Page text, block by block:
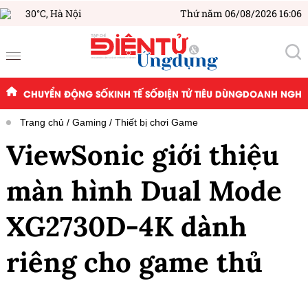
30°C,Hà Nội Thứ năm 06/08/2026 16:06
CHUYỂN ĐỘNG SỐKINH TẾ SỐĐIỆN TỬ TIÊU DÙNGDOANH
Trang chủ Gaming Thiết bị chơi Game
ViewSonic giới thiệu
màn hình Dual Mode
XG2730D-4K dành
riêng cho game thủ